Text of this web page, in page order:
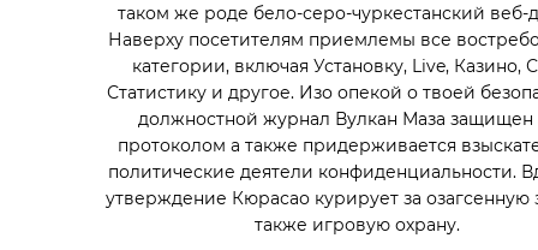
таком же роде бело-серо-чуркестанский веб-
Наверху посетителям приемлемы все
категории, включая Установку, Live, Казино,
Статистику и другое. Изо опекой о твоей
должностной журнал Вулкан Маза защищен
протоколом а также придерживается
политические деятели конфиденциальности.
утверждение Кюрасао курирует за озагсенную
также игровую охрану.